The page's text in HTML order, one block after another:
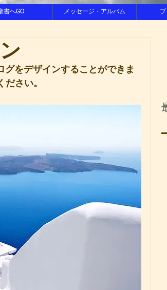
書へGO メッセージ・アルバム
をデザインすることができま
さい。